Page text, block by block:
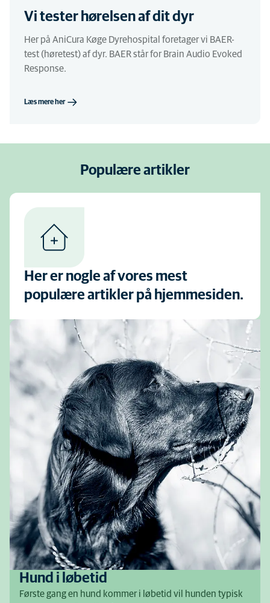
Vi tester hørelsen af dit dyr
Her på AniCura Køge Dyrehospital foretager vi BAER-
test (høretest) af dyr. BAER står for Brain Audio Evoked
Response.
Læs mere her
Populære artikler
Her er nogle af vores mest
populære artikler på hjemmesiden.
Hund i løbetid
Første gang en hund kommer i løbetid vil hunden typisk